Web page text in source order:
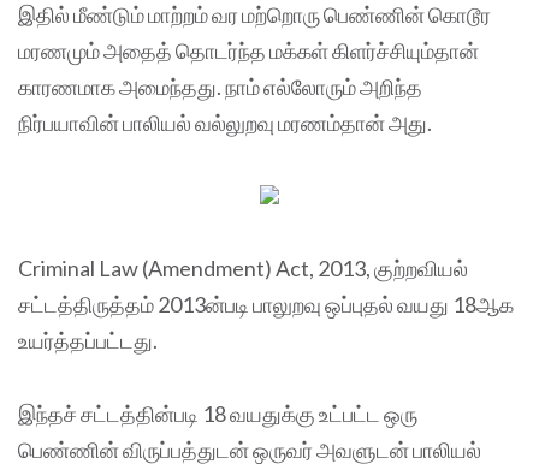
இதில் மீண்டும் மாற்றம் வர மற்றொரு பெண்ணின் கொடூர
மரணமும் அதைத் தொடர்ந்த மக்கள் கிளர்ச்சியும்தான்
காரணமாக அமைந்தது. நாம் எல்லோரும் அறிந்த
நிர்பயாவின் பாலியல் வல்லுறவு மரணம்தான் அது.
Criminal Law (Amendment) Act, 2013, குற்றவியல்
சட்டத்திருத்தம் 2013ன்படி பாலுறவு ஒப்புதல் வயது 18ஆக
உயர்த்தப்பட்டது.
இந்தச் சட்டத்தின்படி 18 வயதுக்கு உட்பட்ட ஒரு
பெண்ணின் விருப்பத்துடன் ஒருவர் அவளுடன் பாலியல்